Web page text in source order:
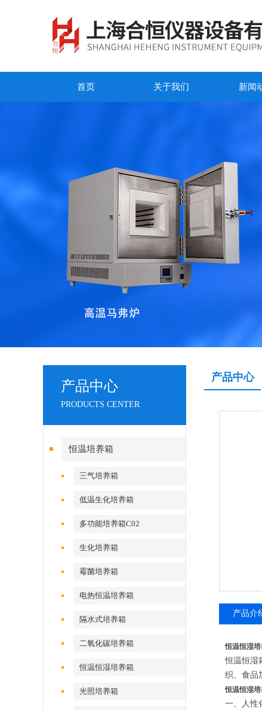
首页 关于我们 新闻
产品中心
PRODUCTS CENTER
恒温培养箱
三气培养箱
低温生化培养箱
多功能培养箱C02
生化培养箱
霉菌培养箱
电热恒温培养箱
隔水式培养箱
二氧化碳培养箱
恒温恒湿培养箱
光照培养箱
产品中心
产品介
恒温恒湿
恒温恒湿
织、食品
恒温恒湿
一、
人性